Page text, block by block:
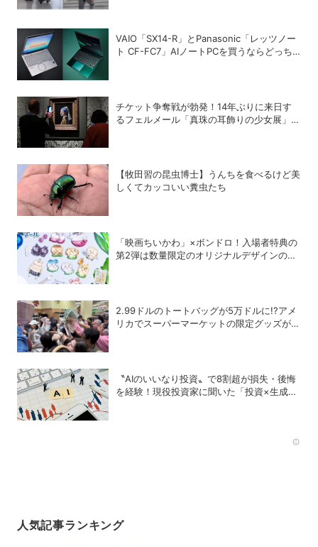
VAIO「SX14-R」とPanasonic「レッツノー
ト CF-FC7」AIノートPCを買うならどっち
チケット争奪戦が勃発！14年ぶりに来日す
るフェルメール「真珠の耳飾りの少女展」の
【牧田習の昆虫博士】うんちを食べるけど美
しくてカッコいい糞虫たち
「映画ちいかわ」×ボンドロ！入場者特典の
第2弾は数量限定のオリジナルデザインのボ
2.99ドルのトートバッグが5万ドルに!?アメ
リカでスーパーマーケットの限定グッズが争
〝AIのいいなり投資〟で8割超が損失・後悔
を経験！現役投資家に聞いた「投資×生成
人気記事ランキング